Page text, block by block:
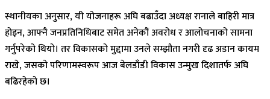
स्थानीयका अनुसार, यी योजनाहरू अघि बढाउँदा अध्यक्ष रानाले बाहिरी मात्र
होइन, आफ्नै जनप्रतिनिधिबाट समेत अनेकौं अवरोध र आलोचनाको सामना
गर्नुपरेको थियो। तर विकासको मुद्दामा उनले सम्झौता नगरी दृढ अडान कायम
राखे, जसको परिणामस्वरूप आज बेलडाँडी विकास उन्मुख दिशातर्फ अघि
बढिरहेको छ।